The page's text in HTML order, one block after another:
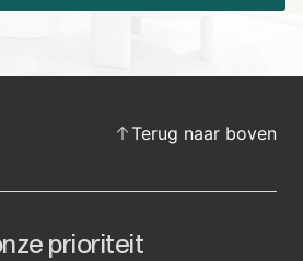
Terug naar boven
prioriteit